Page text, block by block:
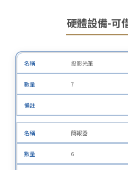
硬體設備-可
投影光筆
7
簡報器
6